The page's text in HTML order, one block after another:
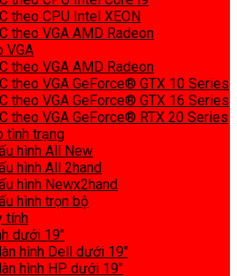
theo CPU Intel XEON
theo VGA AMD Radeon
VGA
theo VGA AMD Radeon
theo VGA GeForce® GTX 10 Series
theo VGA GeForce® GTX 16 Series
theo VGA GeForce® RTX 20 Series
tình trạng
hình All New
hình All 2hand
hình Newx2hand
hình trọn bộ
tính
dưới 19″
hình Dell dưới 19″
hình HP dưới 19″